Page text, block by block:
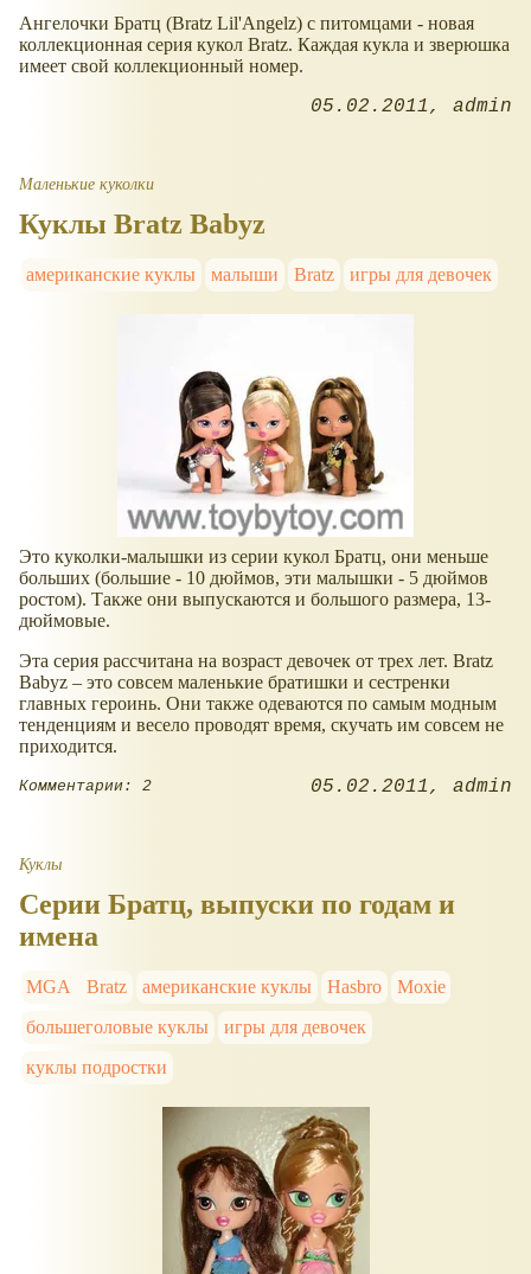
Ангелочки Братц (Bratz Lil'Angelz) с питомцами - новая
коллекционная серия кукол Bratz. Каждая кукла и зверюшка
имеет свой коллекционный номер.
05.02.2011 admin
Маленькие куколки
Куклы Bratz Babyz
американские куклы малыши Bratz игры для девочек
Это куколки-малышки из серии кукол Братц, они меньше
больших (большие - 10 дюймов, эти малышки - 5 дюймов
ростом). Также они выпускаются и большого размера, 13-
дюймовые.
Эта серия рассчитана на возраст девочек от трех лет. Bratz
Babyz – это совсем маленькие братишки и сестренки
главных героинь. Они также одеваются по самым модным
тенденциям и весело проводят время, скучать им совсем не
приходится.
Комментарии: 2 05.02.2011 admin
Куклы
Серии Братц, выпуски по годам и
имена
MGA Bratz американские куклы Hasbro
Moxie
большеголовые куклы
игры для девочек
куклы подростки